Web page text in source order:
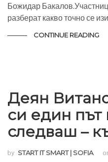
Божидар
разберат какво точно се
CONTINUE READING
Деян
си един път
следваш –
by START IT SMART | SOFIA